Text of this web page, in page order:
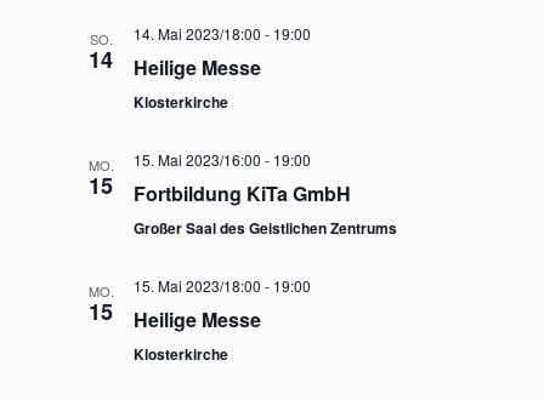
SO.
14
14. Mai 2023/18:00 - 19:00
Heilige Messe
Klosterkirche
MO.
15
15. Mai 2023/16:00 - 19:00
Fortbildung KiTa GmbH
Großer Saal des Geistlichen Zentrums
MO.
15
15. Mai 2023/18:00 - 19:00
Heilige Messe
Klosterkirche